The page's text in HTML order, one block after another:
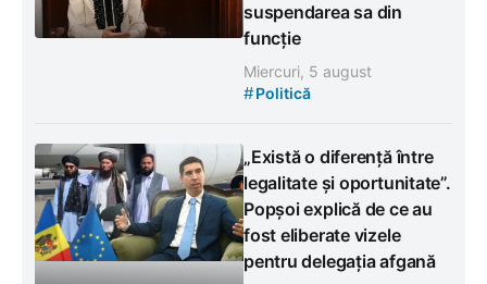
suspendarea sa din
funcție
Miercuri, 5 august
#Politică
„Există o diferență între
legalitate și oportunitate”.
Popșoi explică de ce au
fost eliberate vizele
pentru delegația afgană